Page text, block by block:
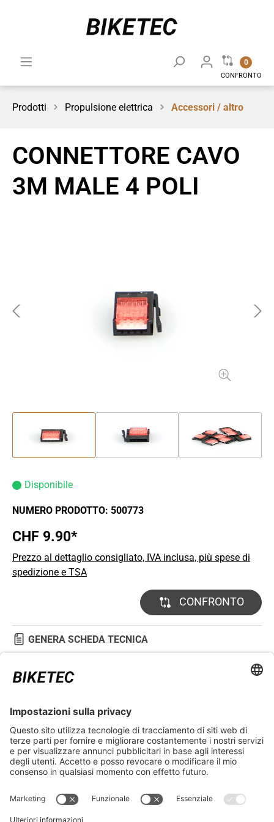
0
CONFRONTO
Prodotti Propulsione elettrica Accessori / altro
CONNETTORE CAVO
3M MALE 4 POLI
Disponibile
NUMERO PRODOTTO: 500773
CHF 9.90*
Prezzo al dettaglio consigliato, IVA inclusa, più spese di
spedizione e TSA
CONFRONTO
GENERA SCHEDA TECNICA
DETTAGLI TECNICI
ASPETTI LEGALI
ASSISTENZA